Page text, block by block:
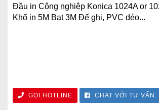
Đầu in Công nghiệp Konica 1024A or
Khổ in 5M Bạt 3M Đế ghi, PVC dẻo...
GỌI HOTLINE CHAT VỚI TƯ VẤN